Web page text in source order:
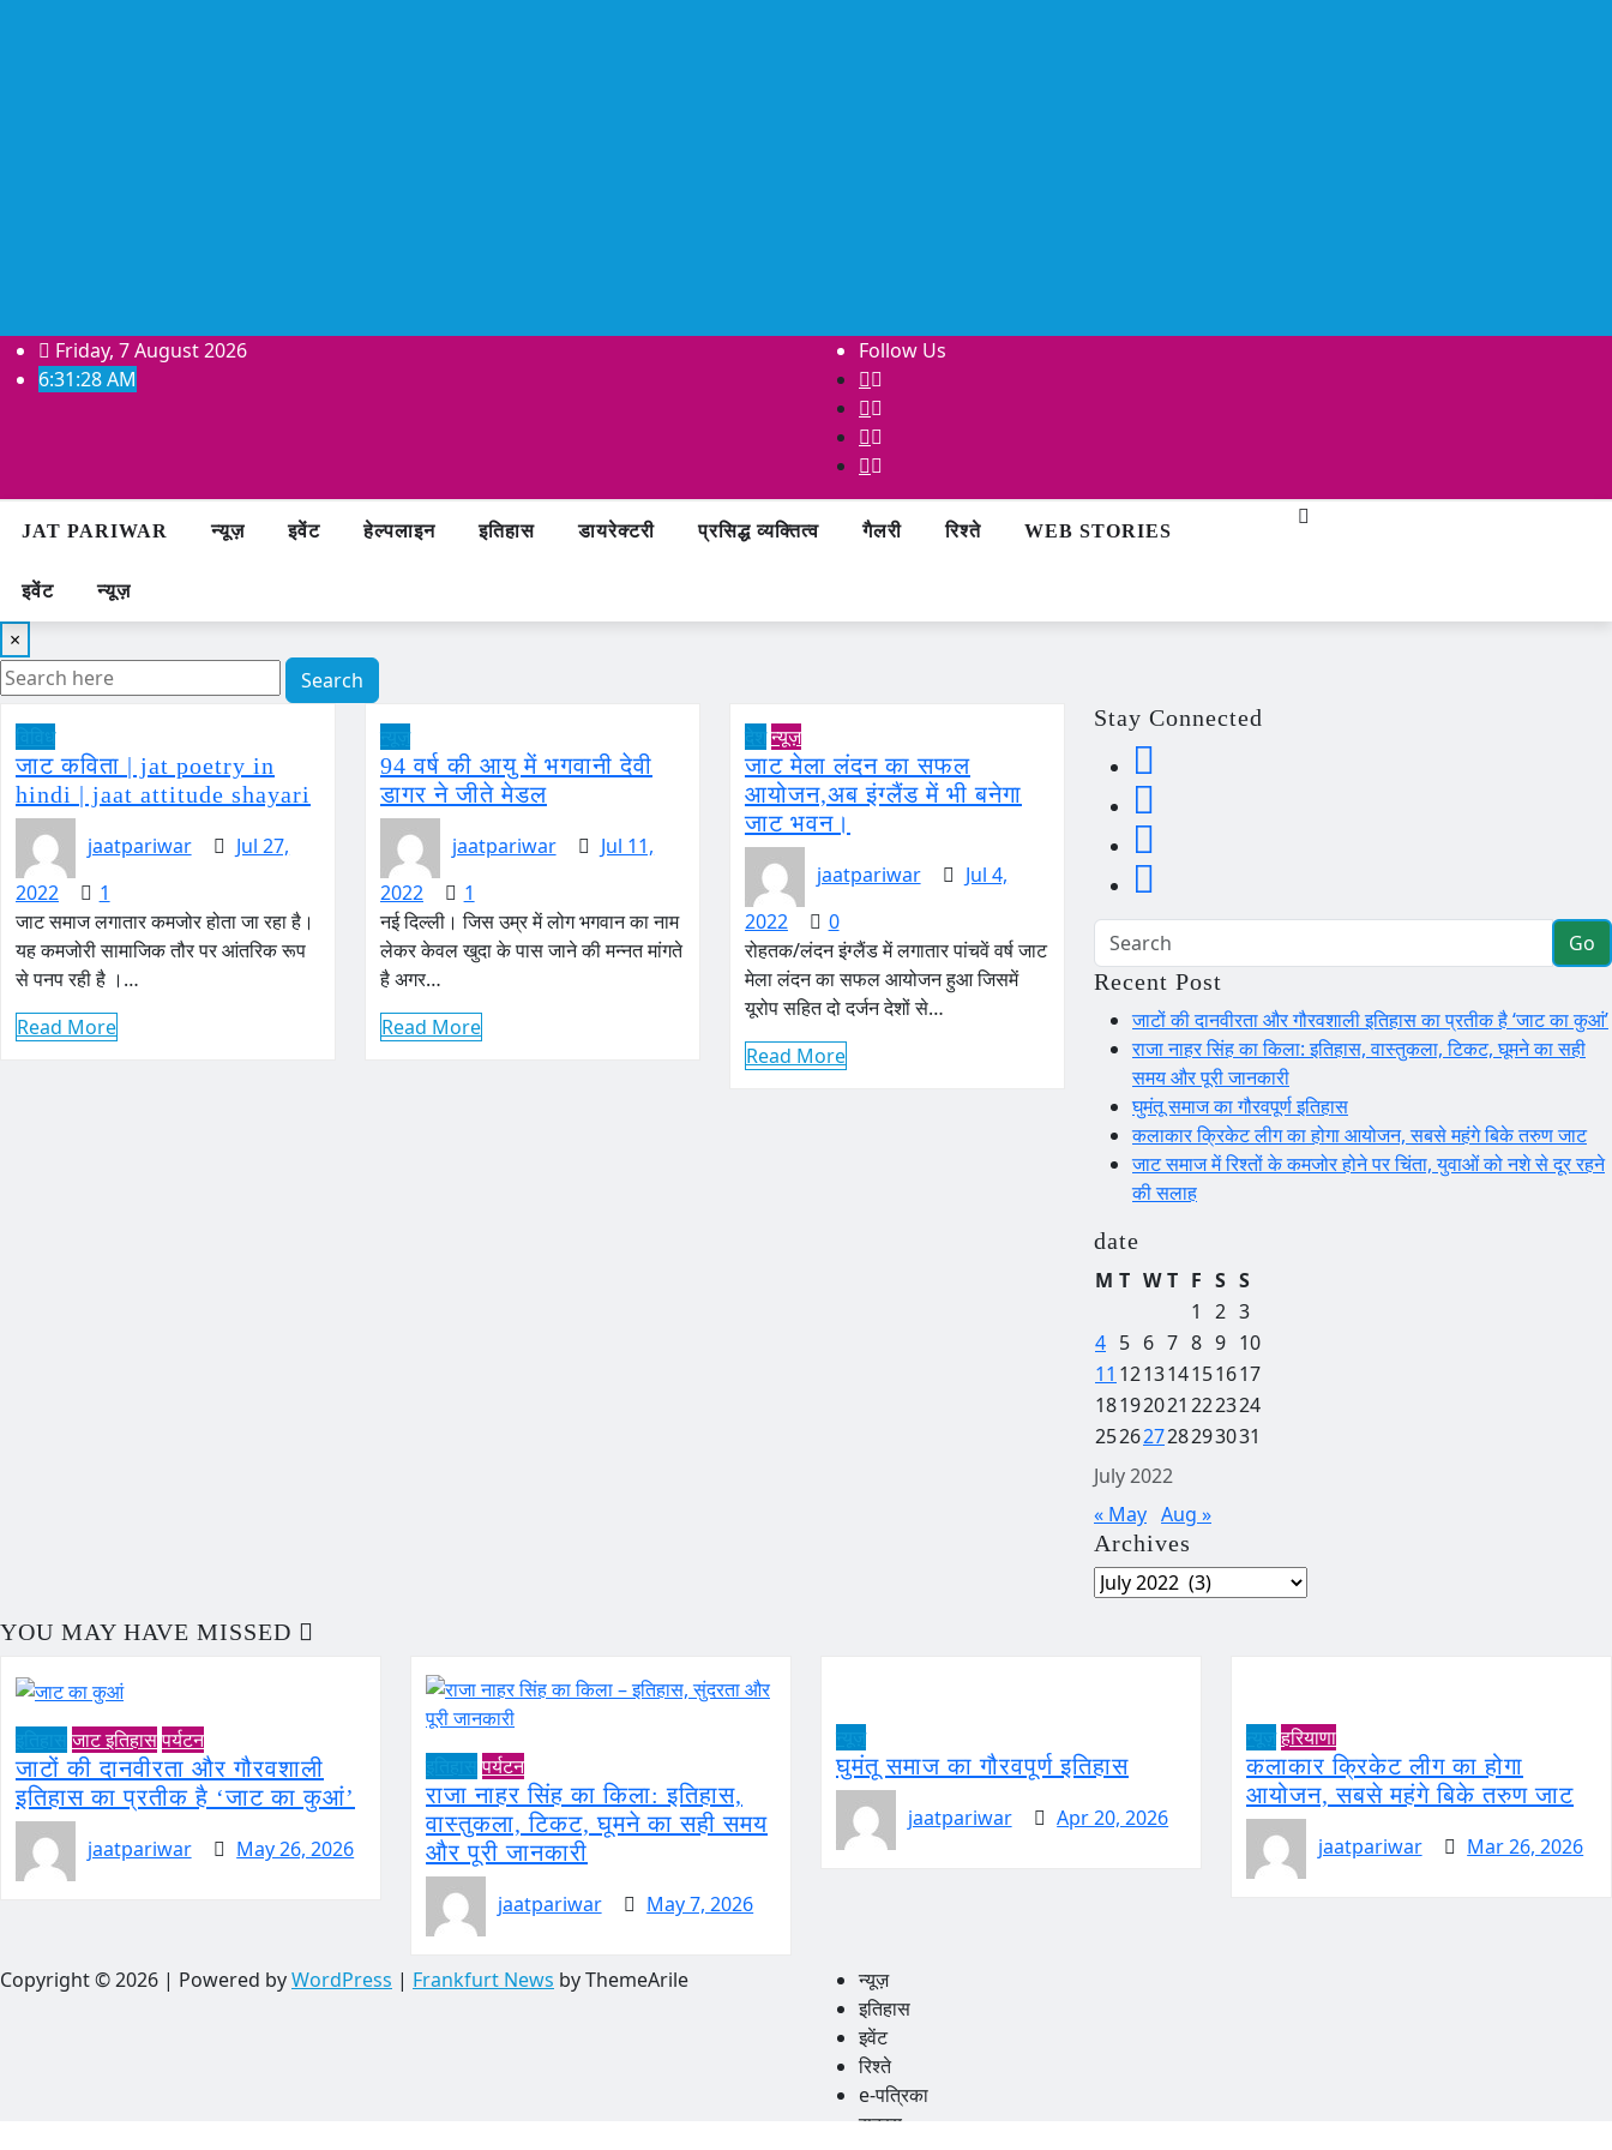
Skip
to
Friday, 7 August 2026
6:31:28 AM
Follow Us
JAT PARIWAR न्यूज़ इवेंट हेल्पलाइन इतिहास डायरेक्टरी प्रसिद्ध व्यक्तित्व गैलरी रिश्ते WEB STORIES
इवेंट न्यूज़
×
Search
जाट कविता | jat poetry in
hindi | jaat attitude shayari
jaatpariwar
Jul 27,
2022
1
जाट समाज लगातार कमजोर होता जा रहा है।
यह कमजोरी सामाजिक तौर पर आंतरिक रूप
से पनप रही है ।…
Read More
न्यूज़
94 वर्ष की आयु में भगवानी देवी
डागर ने जीते मेडल
jaatpariwar
Jul 11,
2022
1
नई दिल्ली। जिस उम्र में लोग भगवान का नाम
लेकर केवल खुदा के पास जाने की मन्नत मांगते
है अगर…
Read More
देश
न्यूज़
जाट मेला लंदन का सफल
आयोजन,अब इंग्लैंड में भी बनेगा
जाट भवन।
jaatpariwar
Jul 4,
2022
0
रोहतक/लंदन इंग्लैंड में लगातार पांचवें वर्ष जाट
मेला लंदन का सफल आयोजन हुआ जिसमें
यूरोप सहित दो दर्जन देशों से…
Read More
Stay Connected
Go
Recent Post
जाटों की दानवीरता और गौरवशाली इतिहास का प्रतीक है ‘जाट का कुआं’
राजा नाहर सिंह का किला: इतिहास, वास्तुकला, टिकट, घूमने का सही
समय और पूरी जानकारी
घुमंतू समाज का गौरवपूर्ण इतिहास
कलाकार क्रिकेट लीग का होगा आयोजन, सबसे महंगे बिके तरुण जाट
जाट समाज में रिश्तों के कमजोर होने पर चिंता, युवाओं को नशे से दूर रहने
की सलाह
date
July 2022
M T W T F S S
1
2 3
4 5 6 7 8 9 10
11 121314151617
18192021 222324
25262728293031
« May Aug »
Archives
Archives
YOU MAY HAVE MISSED
जाट इतिहासपर्यटन
जाटों की दानवीरता और गौरवशाली
इतिहास का प्रतीक है ‘जाट का कुआं’
jaatpariwar
May 26, 2026
पर्यटन
राजा नाहर सिंह का किला: इतिहास,
वास्तुकला, टिकट, घूमने का सही समय
और पूरी जानकारी
jaatpariwar
May 7, 2026
घुमंतू समाज का गौरवपूर्ण इतिहास
jaatpariwar
Apr 20, 2026
हरियाणा
कलाकार क्रिकेट लीग का होगा
आयोजन, सबसे महंगे बिके तरुण जाट
jaatpariwar
Mar 26, 2026
Copyright © 2026 | Powered byWordPress | Frankfurt News by ThemeArile
न्यूज़
इतिहास
इवेंट
रिश्ते
e-पत्रिका
सदस्‍य